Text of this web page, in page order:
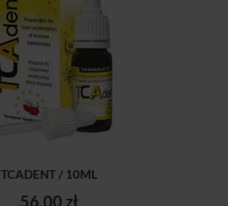
TCADENT / 10ML
56,00 zł